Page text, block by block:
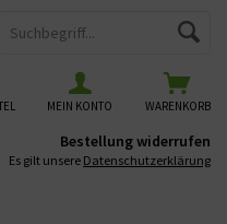
WARENKORB
MEIN KONTO
Bestellung widerrufen
Es gilt unsere Datenschutzerklärung